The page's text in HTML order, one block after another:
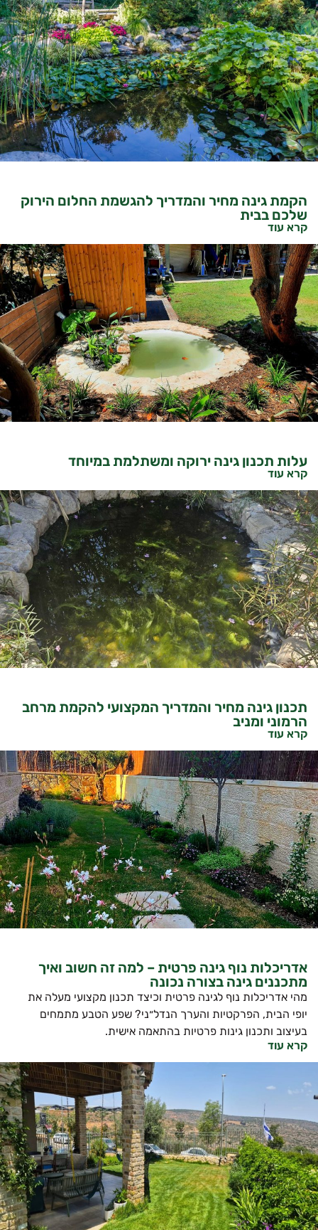
הקמת גינה מחיר והמדריך להגשמת החלום הירוק
שלכם בבית
קרא עוד
עלות תכנון גינה ירוקה ומשתלמת במיוחד
קרא עוד
תכנון גינה מחיר והמדריך המקצועי להקמת מרחב
הרמוני ומניב
קרא עוד
אדריכלות נוף גינה פרטית – למה זה חשוב ואיך
מתכננים גינה בצורה נכונה
מהי אדריכלות נוף לגינה פרטית וכיצד תכנון מקצועי מעלה את
יופי הבית, הפרקטיות והערך הנדל״ני? שפע הטבע מתמחים
בעיצוב ותכנון גינות פרטיות בהתאמה אישית.
קרא עוד